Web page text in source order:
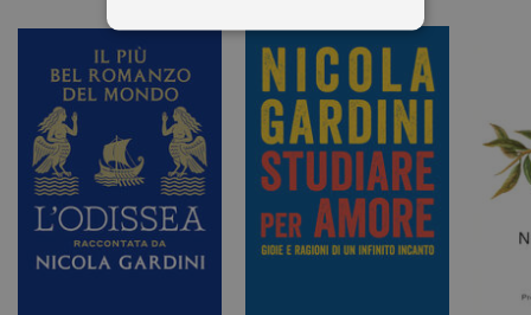
Tecnici ed equiparati
Misurazione
Profilazione
I cookie tecnici sono strettamente
necessari, consentono la funzionalità
del sito Web principale come l'accesso
degli utenti e la gestione dell'account. Il
sito Web non può essere utilizzato
correttamente senza i cookie
strettamente necessari. Col rispetto